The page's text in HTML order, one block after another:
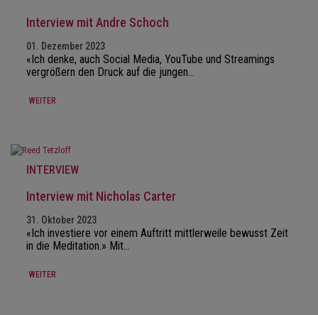
Interview mit Andre Schoch
01. Dezember 2023
«Ich denke, auch Social Media, YouTube und Streamings
vergrößern den Druck auf die jungen…
WEITER
INTERVIEW
Interview mit Nicholas Carter
31. Oktober 2023
«Ich investiere vor einem Auftritt mittlerweile bewusst Zeit
in die Meditation.» Mit…
WEITER